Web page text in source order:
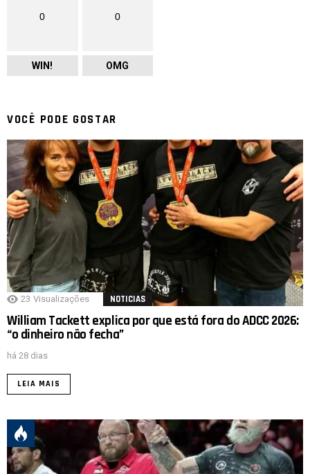
0
WIN!
0
OMG
VOCÊ PODE GOSTAR
23 Visualizações NOTICIAS
William Tackett explica por que está fora do ADCC 2026:
“o dinheiro não fecha”
há 28 dias
LEIA MAIS